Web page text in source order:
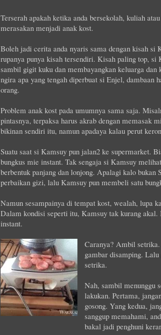
Terserah apakah ketika anda bersekolah, kuliah
merasakan menjadi anak kost.
Boleh jadi cerita anda nyaris sama dengan kisah
rupanya punya kisah tersendiri. Kisah paling top,
sambil gigit kuku dan membayangkan keluarga
ngira apa yang tengah diperbuat si Enjel, dambaan
orang.
Problem anak kost pada umumnya sama saja.
pintasnya, terpaksa harus akrab dengan memasak
bikinan sendiri itu, namun apadaya kalau perut
Suatu saat si Kamsuy pun jalan2 ke supermarket.
bungkus mie instant. Tak sengaja si Kamsuy
berbentuk panjang dan lonjong. Apalagi kalo
perbaikan gizi, lalu Kamsuy pun membeli satu
Namun sesampainya di tempat kost, wealah, lupa
Dalam kondisi seperti itu, Kamsuy tak kurang
instant.
Caranya? Ambil setrika.
gambar disamping.
setrika.
Nah, sambil menunggu
lakukan. Pertama,
gosong. Yang kedua,
sanggup memahami,
bakal jadi penghuni